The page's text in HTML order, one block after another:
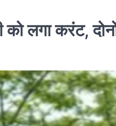
लगा करंट,